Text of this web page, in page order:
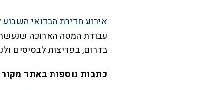
אירוע חדירת הבדואי השבוע
עבודת המטה הארוכה
בדרום, בפריצות לבסיסים
כתבות נוספות באתר